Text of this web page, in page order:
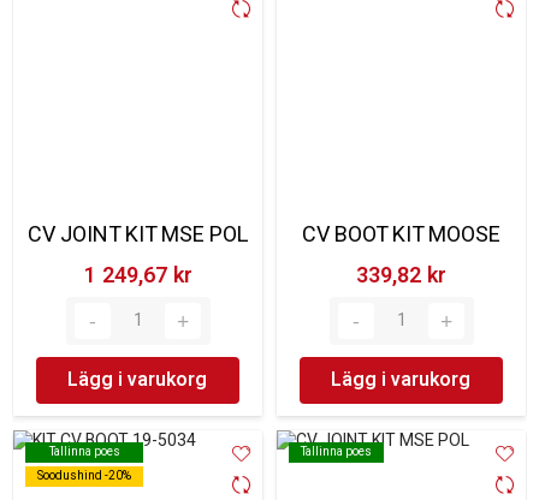
CV JOINT KIT MSE POL
1 249,67 kr‎
Lägg i varukorg
CV BOOT KIT MOOSE
339,82 kr‎
Lägg i varukorg
Tallinna poes
Soodushind -20%
Tallinna poes
Soodushind -20%
Tallinna poes
Tallinna poes